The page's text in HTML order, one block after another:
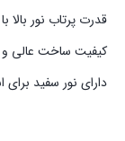
قدرت پرتاب نور بالا با 9 عدد چراغ
کیفیت ساخت عالی و
دارای نور سفید برای